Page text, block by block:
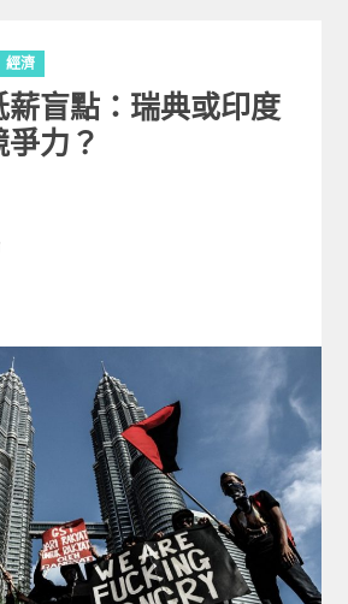
經濟
薪盲點：瑞典或印度
力？